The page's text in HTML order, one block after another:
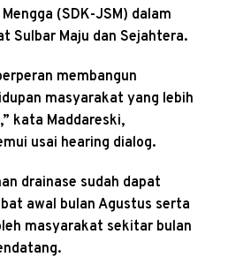
(SDK-JSM) dalam
Sulbar Maju dan Sejahtera.
membangun
masyarakat yang lebih
kata Maddareski,
usai hearing dialog.
drainase sudah dapat
awal bulan Agustus serta
masyarakat sekitar bulan